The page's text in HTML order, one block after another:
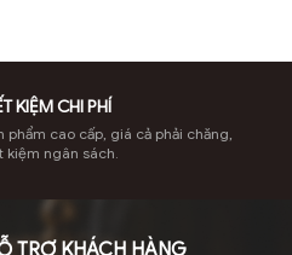
KIỆM CHI PHÍ
phẩm cao cấp, giá cả phải chăng,
kiệm ngân sách.
TRỢ KHÁCH HÀNG